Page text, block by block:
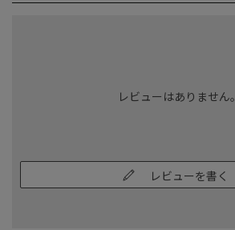
レビューはありません。
レビューを書く